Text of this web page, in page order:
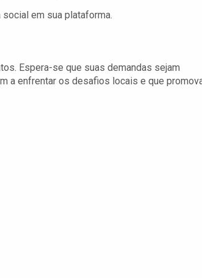
em sua plataforma.
Espera-se que suas demandas sejam
a enfrentar os desafios locais e que